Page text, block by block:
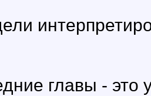
главы - это